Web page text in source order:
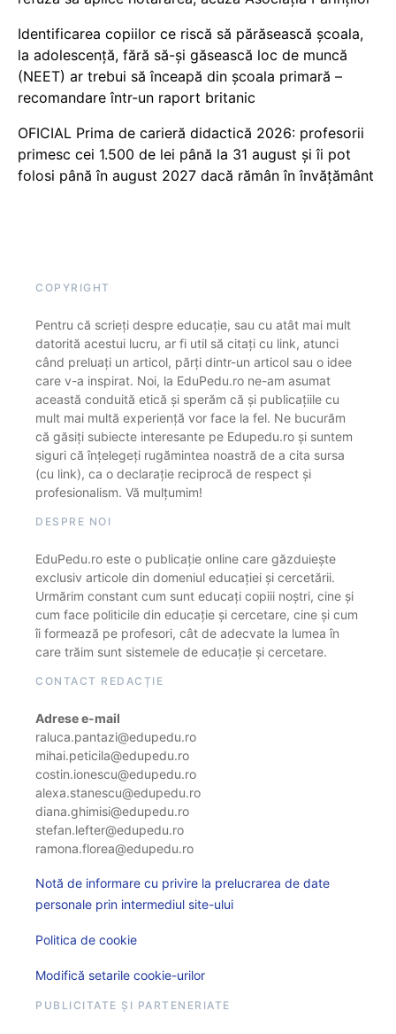
Identificarea copiilor ce riscă să părăsească școala,
la adolescență, fără să-și găsească loc de muncă
(NEET) ar trebui să înceapă din școala primară –
recomandare într-un raport britanic
OFICIAL Prima de carieră didactică 2026: profesorii
primesc cei 1.500 de lei până la 31 august și îi pot
folosi până în august 2027 dacă rămân în învățământ
COPYRIGHT
Pentru că scrieți despre educație, sau cu atât mai mult
datorită acestui lucru, ar fi util să citați cu link, atunci
când preluați un articol, părți dintr-un articol sau o idee
care v-a inspirat. Noi, la EduPedu.ro ne-am asumat
această conduită etică și sperăm că și publicațiile cu
mult mai multă experiență vor face la fel. Ne bucurăm
că găsiți subiecte interesante pe Edupedu.ro și suntem
siguri că înțelegeți rugămintea noastră de a cita sursa
(cu link), ca o declarație reciprocă de respect și
profesionalism. Vă mulțumim!
DESPRE NOI
EduPedu.ro este o publicație online care găzduiește
exclusiv articole din domeniul educației și cercetării.
Urmărim constant cum sunt educați copiii noștri, cine și
cum face politicile din educație și cercetare, cine și cum
îi formează pe profesori, cât de adecvate la lumea în
care trăim sunt sistemele de educație și cercetare.
CONTACT REDACȚIE
Adrese e-mail
raluca.pantazi@edupedu.ro
mihai.peticila@edupedu.ro
costin.ionescu@edupedu.ro
alexa.stanescu@edupedu.ro
diana.ghimisi@edupedu.ro
stefan.lefter@edupedu.ro
ramona.florea@edupedu.ro
Notă de informare cu privire la prelucrarea de date
personale prin intermediul site-ului
Politica de cookie
Modifică setarile cookie-urilor
PUBLICITATE ȘI PARTENERIATE